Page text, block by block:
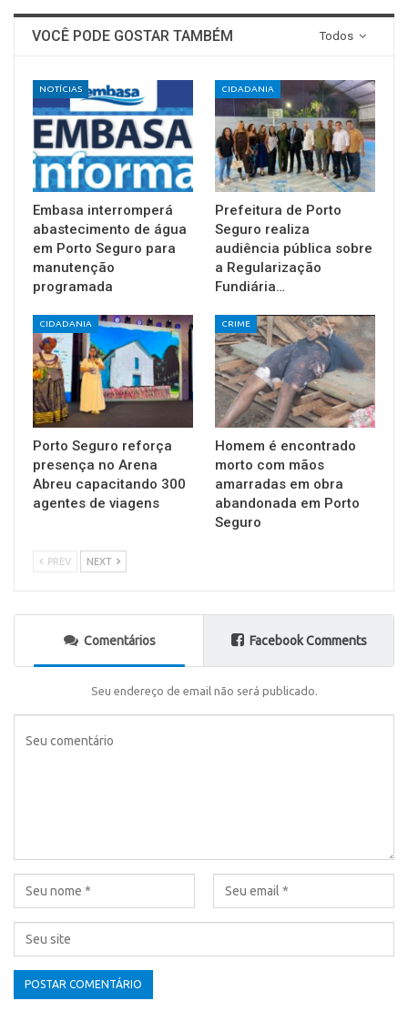
Todos
VOCÊ PODE GOSTAR TAMBÉM
NOTÍCIAS
Embasa interromperá
abastecimento de água
em Porto Seguro para
manutenção
programada
CIDADANIA
Prefeitura de Porto
Seguro realiza
audiência pública sobre
a Regularização
Fundiária…
CIDADANIA
Porto Seguro reforça
presença no Arena
Abreu capacitando 300
agentes de viagens
CRIME
Homem é encontrado
morto com mãos
amarradas em obra
abandonada em Porto
Seguro
PREV NEXT
Comentários Facebook Comments
Seu endereço de email não será publicado.